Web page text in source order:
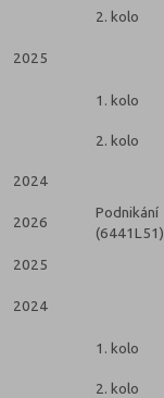
2. kolo
2025
1. kolo
2. kolo
2024
2026
Podnikání
(6441L51)
2025
2024
1. kolo
2. kolo